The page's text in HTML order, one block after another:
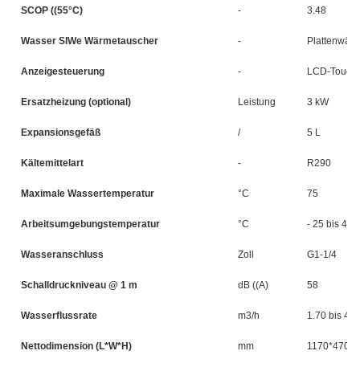
SCOP ((55°C) - 3.48
Wasser SIWe Wärmetauscher -
Anzeigesteuerung - LCD-
Ersatzheizung (optional) Leistung 3 kW
Expansionsgefäß / 5 L
Kältemittelart - R290
Maximale Wassertemperatur °C 75
Arbeitsumgebungstemperatur °C - 25 bis 43
Wasseranschluss Zoll G1-1/4
Schalldruckniveau @ 1 m dB ((A) 58
Wasserflussrate m3/h 1.70 bis
Nettodimension (L*W*H) mm